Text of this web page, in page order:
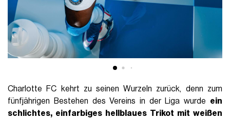
Charlotte FC kehrt zu seinen Wurzeln zurück, denn zum
fünfjährigen Bestehen des Vereins in der Liga wurde ein
schlichtes, einfarbiges hellblaues Trikot mit weißen